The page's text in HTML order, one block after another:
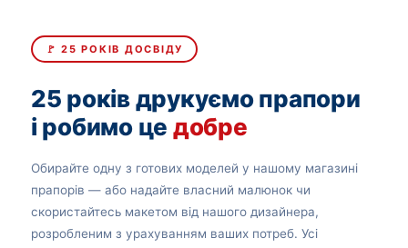
🚩 25 РОКІВ ДОСВІДУ
25 років друкуємо прапори
і робимо це добре
Обирайте одну з готових моделей у нашому магазині
прапорів — або надайте власний малюнок чи
скористайтесь макетом від нашого дизайнера,
розробленим з урахуванням ваших потреб. Усі